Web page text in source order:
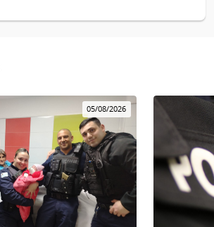
05/08/2026